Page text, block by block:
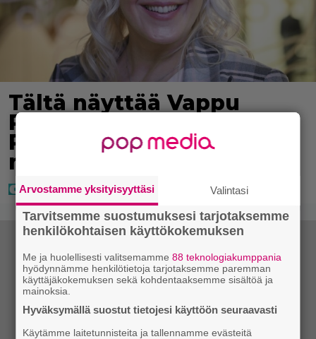
Tältä näyttää Vappu
Pimiän perhelomalla
Portugalissa – ”Kaunis
mekko”
Arvostamme yksityisyyttäsi Valintasi
Tarvitsemme suostumuksesi tarjotaksemme
henkilökohtaisen käyttökokemuksen
Me ja huolellisesti valitsemamme88 teknologiakumppania
hyödynnämme henkilötietoja tarjotaksemme paremman
käyttäjäkokemuksen sekä kohdentaaksemme sisältöä ja
mainoksia.
Hyväksymällä suostut tietojesi käyttöön seuraavasti
Käytämme laitetunnisteita ja tallennamme evästeitä